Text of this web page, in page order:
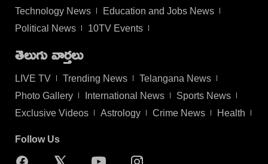
Technology News
Education and Jobs News
Political News
10TV Events
తెలుగు వార్తలు
LIVE TV Trending News
Telangana News
Photo Gallery
International News
Sports News
Exclusive Videos
Astrology Crime News Health
Follow Us